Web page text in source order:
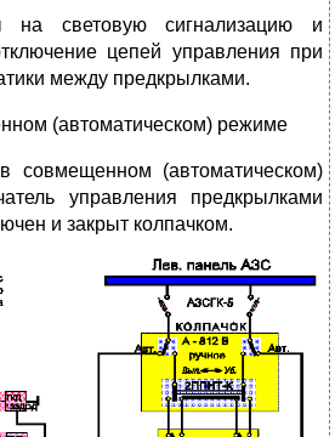
на световую сигнализацию и
цепей управления при
между предкрылками.
(автоматическом) режиме
совмещенном (автоматическом)
управления предкрылками
и закрыт колпачком.